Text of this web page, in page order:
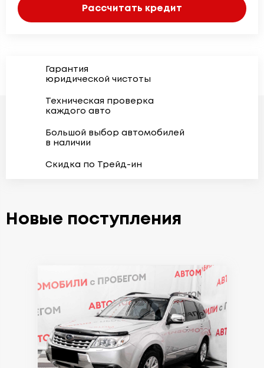
Рассчитать кредит
Гарантия
юридической чистоты
Техническая проверка
каждого авто
Большой выбор автомобилей
в наличии
Скидка по Трейд-ин
Новые поступления